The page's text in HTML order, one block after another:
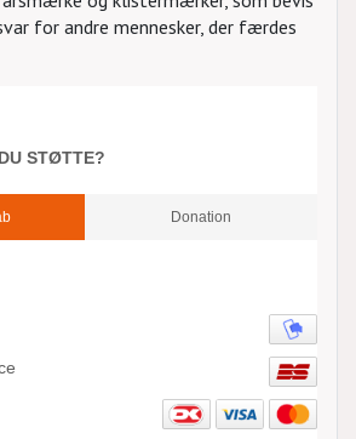
for andre mennesker, der færdes